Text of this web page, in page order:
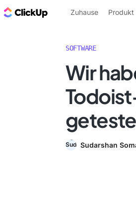
ClickUp Blog
Zuhause Produkt
SOFTWARE
Wir
Sudarshan